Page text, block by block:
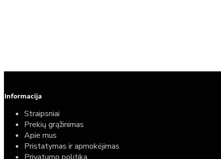
Informacija
Straipsniai
Prekių grąžinimas
Apie mus
Pristatymas ir apmokėjimas